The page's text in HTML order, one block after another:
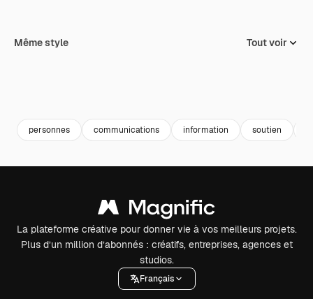
Même style Tout voir
personnes communications information soutien
La plateforme créative pour donner vie à vos meilleurs projets.
Plus d’un million d’abonnés : créatifs, entreprises, agences et
studios.
Français